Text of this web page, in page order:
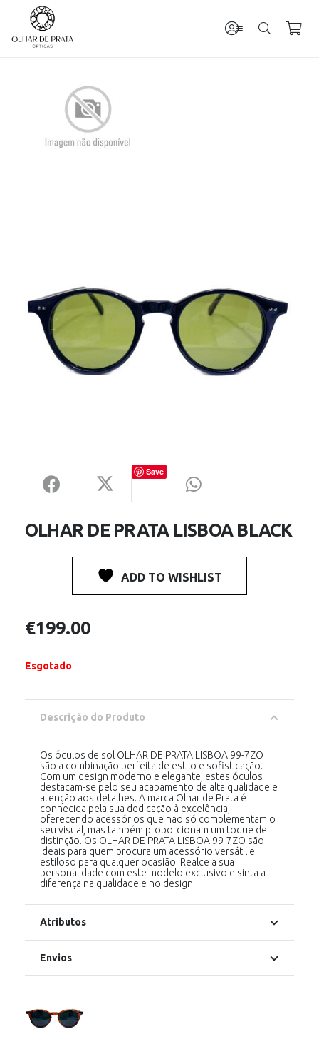
Save
OLHAR DE PRATA LISBOA BLACK
ADD TO WISHLIST
€199.00
Esgotado
Descrição do Produto
Os óculos de sol OLHAR DE PRATA LISBOA 99-7ZO
são a combinação perfeita de estilo e sofisticação.
Com um design moderno e elegante, estes óculos
destacam-se pelo seu acabamento de alta qualidade e
atenção aos detalhes. A marca Olhar de Prata é
conhecida pela sua dedicação à excelência,
oferecendo acessórios que não só complementam o
seu visual, mas também proporcionam um toque de
distinção. Os OLHAR DE PRATA LISBOA 99-7ZO são
ideais para quem procura um acessório versátil e
estiloso para qualquer ocasião. Realce a sua
personalidade com este modelo exclusivo e sinta a
diferença na qualidade e no design.
Atributos
Envios